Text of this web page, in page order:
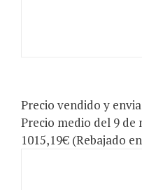
Precio vendido y
Precio medio del 9 de
1015,19€ (Rebajado